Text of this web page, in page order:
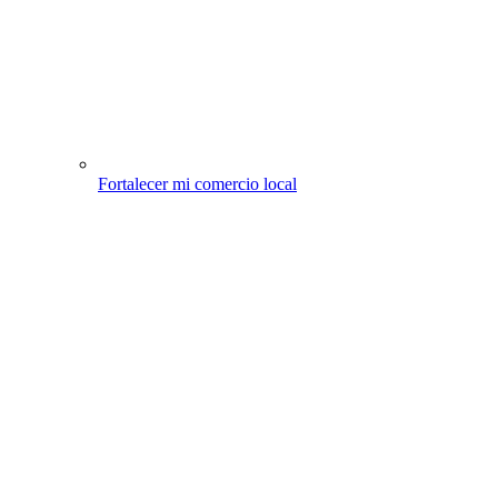
Fortalecer mi comercio local